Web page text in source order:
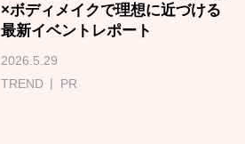
×ボディメイクで理想に近づける
最新イベントレポート
2026.5.29
TREND
PR